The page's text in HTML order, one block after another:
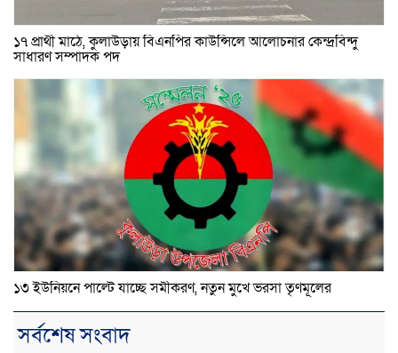
১৭ প্রার্থী মাঠে, কুলাউড়ায় বিএনপির কাউন্সিলে আলোচনার কেন্দ্রবিন্দু
সাধারণ সম্পাদক পদ
১৩ ইউনিয়নে পাল্টে যাচ্ছে সমীকরণ, নতুন মুখে ভরসা তৃণমূলের
সর্বশেষ সংবাদ